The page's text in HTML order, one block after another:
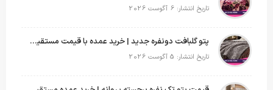
تاریخ انتشار: 6 آگوست 2026
پتو گلبافت دونفره جدید | خرید عمده با قیمت مستقیم و طرح‌های پرفروش بازار
تاریخ انتشار: 5 آگوست 2026